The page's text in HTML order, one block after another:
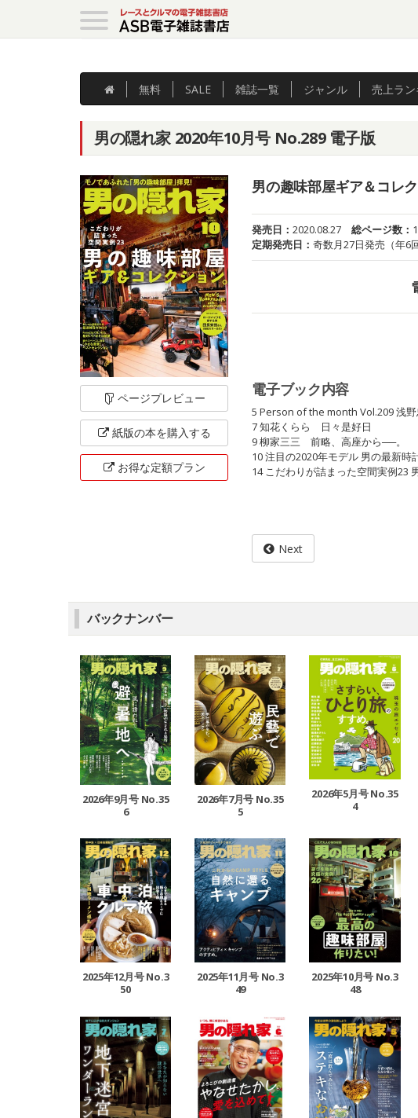
無料 SALE 雑誌一覧 ジャンル 売上ラ
男の隠れ家 2020年10月号 No.289 電子版
ページプレビュー
紙版の本を購入する
お得な定額プラン
男の趣味部屋ギア＆コレ
発売日：2020.08.27 総ページ数：
定期発売日：奇数月27日発売（年6回
電子ブック内容
5 Person of the month Vol.209 浅野
7 知花くらら 日々是好日
9 柳家三三 前略、高座から──。
10 注目の2020年モデル 男の最新時
14 こだわりが詰まった空間実例23
Next
バックナンバー
2026年9月号 No.35
6
2026年7月号 No.35
5
2026年5月号 No.35
4
2025年12月号 No.3
50
2025年11月号 No.3
49
2025年10月号 No.3
48